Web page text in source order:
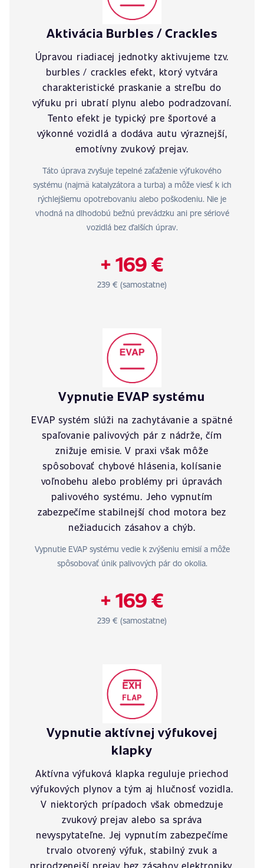
Aktivácia Burbles / Crackles
Úpravou riadiacej jednotky aktivujeme tzv.
burbles / crackles efekt, ktorý vytvára
charakteristické praskanie a streľbu do
výfuku pri ubratí plynu alebo podradzovaní.
Tento efekt je typický pre športové a
výkonné vozidlá a dodáva autu výraznejší,
emotívny zvukový prejav.
Táto úprava zvyšuje tepelné zaťaženie výfukového
systému (najmä katalyzátora a turba) a môže viesť k ich
rýchlejšiemu opotrebovaniu alebo poškodeniu. Nie je
vhodná na dlhodobú bežnú prevádzku ani pre sériové
vozidlá bez ďalších úprav.
+ 169 €
239 € (samostatne)
Vypnutie EVAP systému
EVAP systém slúži na zachytávanie a spätné
spaľovanie palivových pár z nádrže, čím
znižuje emisie. V praxi však môže
spôsobovať chybové hlásenia, kolísanie
voľnobehu alebo problémy pri úpravách
palivového systému. Jeho vypnutím
zabezpečíme stabilnejší chod motora bez
nežiaducich zásahov a chýb.
Vypnutie EVAP systému vedie k zvýšeniu emisií a môže
spôsobovať únik palivových pár do okolia.
+ 169 €
239 € (samostatne)
Vypnutie aktívnej výfukovej
klapky
Aktívna výfuková klapka reguluje priechod
výfukových plynov a tým aj hlučnosť vozidla.
V niektorých prípadoch však obmedzuje
zvukový prejav alebo sa správa
nevyspytateľne. Jej vypnutím zabezpečíme
trvalo otvorený výfuk, stabilný zvuk a
prirodzenejší prejav bez zásahov elektroniky.